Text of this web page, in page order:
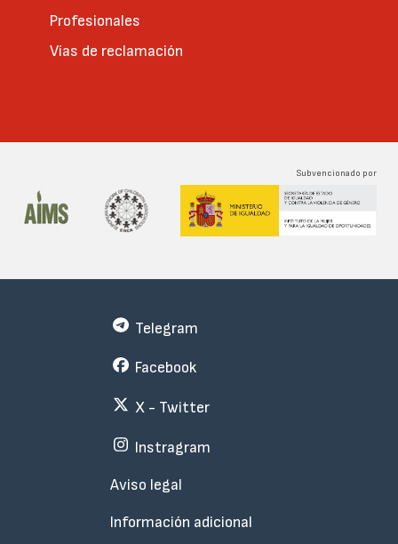
Profesionales
Vías de reclamación
Subvencionado por
Subfooter
Telegram
Facebook
X - Twitter
Instragram
Aviso legal
Información adicional